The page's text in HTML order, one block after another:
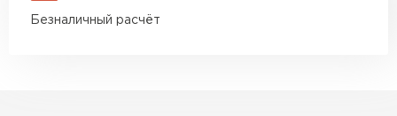
Безналичный расчёт